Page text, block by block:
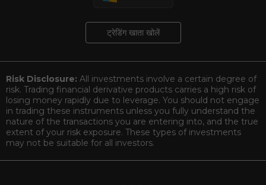
ट्रेडिंग खाता खोलें
Risk Disclosure: All investments involve a certain degree of
risk. Trading financial derivative products carries a high risk of
losing money rapidly due to leverage. You should not engage
in trading these instruments unless you fully understand the
nature of the transactions you are entering into, and the true
extent of your risk exposure. These types of investments
may not be suitable for all investors.